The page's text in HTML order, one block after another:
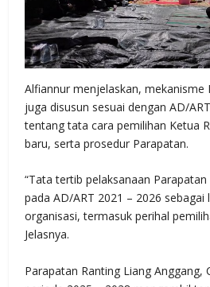
Alfiannur menjelaskan, mekanisme
juga disusun sesuai dengan AD/
tentang tata cara pemilihan Ketua
baru, serta prosedur Parapatan.
“Tata tertib pelaksanaan
pada AD/ART 2021 – 2026 sebagai
organisasi, termasuk perihal
Jelasnya.
Parapatan Ranting Liang Anggang,